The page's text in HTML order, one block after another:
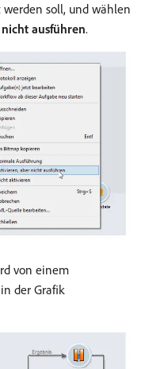
soll, und wählen
ausführen.
von einem
der Grafik